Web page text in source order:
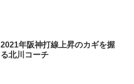
2021年阪神打線上昇のカギを握
る北川コーチ